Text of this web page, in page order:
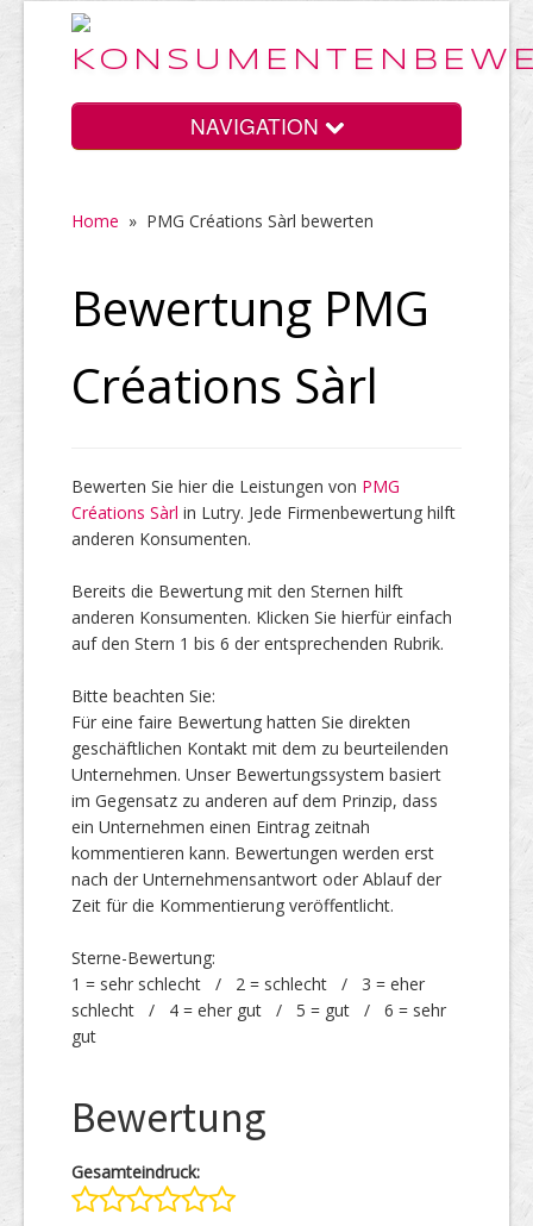
NAVIGATION
Home
Vorteile
HELP Awards
Top Firmen
Über uns
Home » PMG Créations Sàrl bewerten
Bewertung PMG
Créations Sàrl
Bewerten Sie hier die Leistungen von PMG
Créations Sàrl in Lutry. Jede Firmenbewertung hilft
anderen Konsumenten.
Bereits die Bewertung mit den Sternen hilft
anderen Konsumenten. Klicken Sie hierfür einfach
auf den Stern 1 bis 6 der entsprechenden Rubrik.
Bitte beachten Sie:
Für eine faire Bewertung hatten Sie direkten
geschäftlichen Kontakt mit dem zu beurteilenden
Unternehmen. Unser Bewertungssystem basiert
im Gegensatz zu anderen auf dem Prinzip, dass
ein Unternehmen einen Eintrag zeitnah
kommentieren kann. Bewertungen werden erst
nach der Unternehmensantwort oder Ablauf der
Zeit für die Kommentierung veröffentlicht.
Sterne-Bewertung:
1 = sehr schlecht / 2 = schlecht / 3 = eher
schlecht / 4 = eher gut / 5 = gut / 6 = sehr
gut
Bewertung
Gesamteindruck: